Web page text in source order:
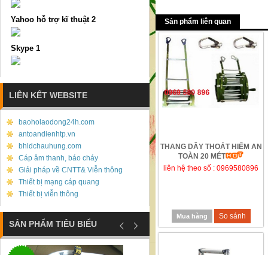
Sản phẩm liên quan
THANG DÂY THOÁT HIỂM AN
TOÀN 20 MÉT
liên hệ theo số : 0969580896
Mua hàng So sánh
Yahoo hỗ trợ kĩ thuật 2
Skype 1
LIÊN KẾT WEBSITE
baoholaodong24h.com
antoandienhtp.vn
bhldchauhung.com
Cáp âm thanh, báo cháy
Giải pháp về CNTT& Viễn thông
Thiết bị mạng cáp quang
Thiết bị viễn thông
SẢN PHẨM TIÊU BIỂU